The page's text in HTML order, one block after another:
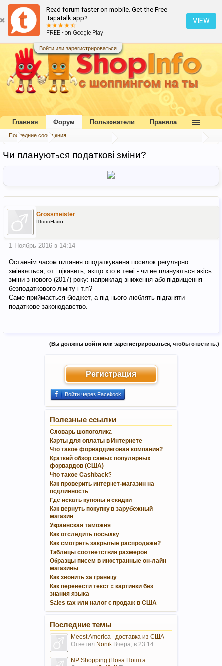
Read forum faster on mobile. Get the Free
Tapatalk app?
FREE - on Google Play
VIEW
Войти или зарегистрироваться
... Форум Доставка в Украину
Чи плануються податкові зміни?
Grossmeister
ШопоНафт
1 Ноябрь 2016 в 14:14
Останнім часом питання оподаткування посилок регулярно
змінюється, от і цікавить, якщо хто в темі - чи не плануються якісь
зміни з нового (2017) року: наприклад зниження або підвищення
безподаткового ліміту і т.п?
Саме приймається бюджет, а під нього люблять підганяти
податкове законодавство.
(Вы должны войти или зарегистрироваться, чтобы ответить.)
Регистрация
Войти через Facebook
Полезные ссылки
Словарь шопоголика
Карты для оплаты в Интернете
Что такое форвардинговая компания?
Краткий обзор самых популярных
форвардов (США)
Что такое Cashback?
Как проверить интернет-магазин на
подлинность
Где искать купоны и скидки
Как вернуть покупку в зарубежный
магазин
Украинская таможня
Как отследить посылку
Как смотреть закрытые распродажи?
Таблицы соответствия размеров
Образцы писем в иностранные он-лайн
магазины
Как звонить за границу
Как перевести текст с картинки без
знания языка
Sales tax или налог с продаж в США
Последние темы
Meest America - доставка из США
Ответил Nonik Вчера, в 23:14
NP Shopping (Нова Пошта...
Главная Форум
Последние сообщения
Пользователи Правила